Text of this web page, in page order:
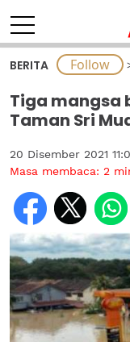
BERITA
Tiga mangsa
Taman Sri
20 Disember 2021
Masa membaca: 2